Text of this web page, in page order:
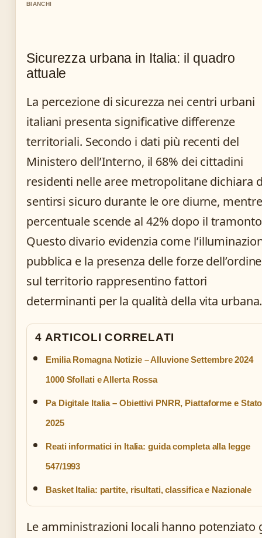
BIANCHI
Sicurezza urbana in Italia: il quadro
attuale
La percezione di sicurezza nei centri urbani
italiani presenta significative differenze
territoriali. Secondo i dati più recenti del
Ministero dell’Interno, il 68% dei cittadini
residenti nelle aree metropolitane dichiara
sentirsi sicuro durante le ore diurne,
percentuale scende al 42% dopo il
Questo divario evidenzia come
pubblica e la presenza delle forze dell’ordine
sul territorio rappresentino fattori
determinanti per la qualità della vita urbana.
4 ARTICOLI CORRELATI
Emilia Romagna Notizie – Alluvione Settembre 2024
1000 Sfollati e Allerta Rossa
Pa Digitale Italia – Obiettivi PNRR, Piattaforme e Stato
2025
Reati informatici in Italia: guida completa alla legge
547/1993
Basket Italia: partite, risultati, classifica e Nazionale
Le amministrazioni locali hanno potenziato